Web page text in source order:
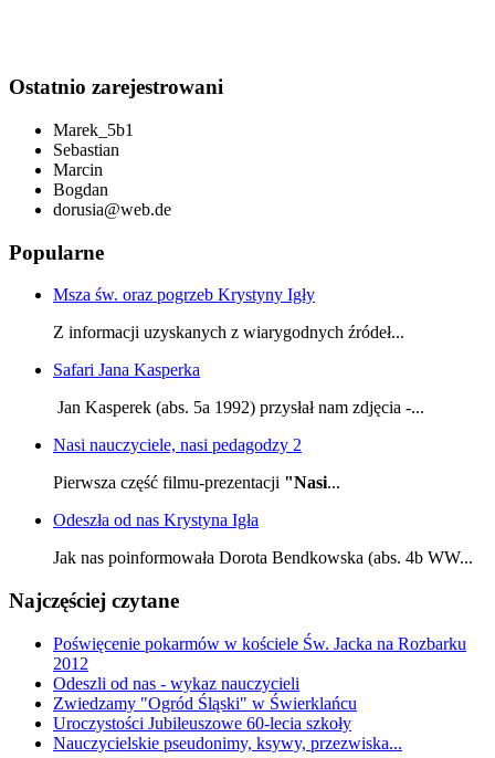
Ostatnio zarejestrowani
Marek_5b1
Sebastian
Marcin
Bogdan
dorusia@web.de
Popularne
Msza św. oraz pogrzeb Krystyny Igły
Z informacji uzyskanych z wiarygodnych źródeł...
Safari Jana Kasperka
Jan Kasperek (abs. 5a 1992) przysłał nam zdjęcia -...
Nasi nauczyciele, nasi pedagodzy 2
Pierwsza część filmu-prezentacji "Nasi...
Odeszła od nas Krystyna Igła
Jak nas poinformowała Dorota Bendkowska (abs. 4b WW...
Najczęściej czytane
Poświęcenie pokarmów w kościele Św. Jacka na Rozbarku
2012
Odeszli od nas - wykaz nauczycieli
Zwiedzamy "Ogród Śląski" w Świerklańcu
Uroczystości Jubileuszowe 60-lecia szkoły
Nauczycielskie pseudonimy, ksywy, przezwiska...